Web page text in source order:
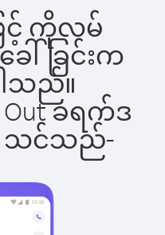
ြင့် ကိုလမ်
ါ်ခြင်းက
သည်။
ခရက်ဒ
သင်သည်-